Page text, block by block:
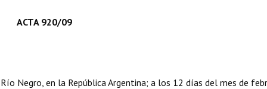
ACTA 920/09
Negro, en la República Argentina; a los 12 días del mes de